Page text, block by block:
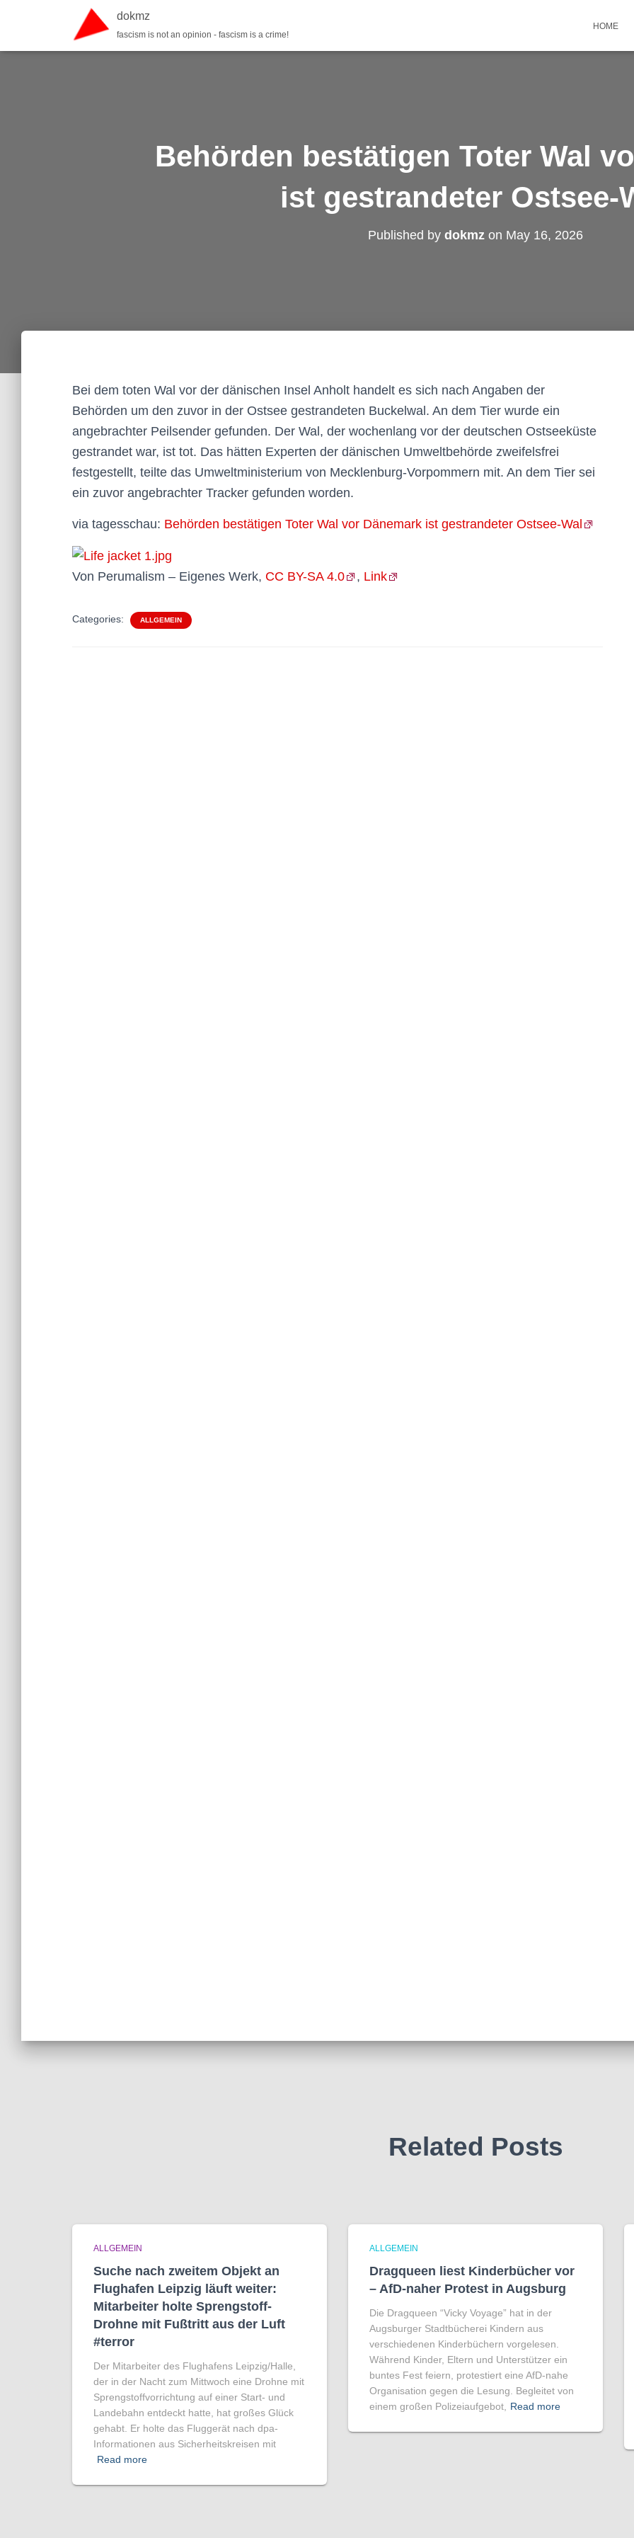
dokmz
fascism is not an opinion - fascism is a crime!
HOME
Behörden bestätigen Toter Wal
ist gestrandeter Ostsee-
Published by dokmz on May 16, 2026
Bei dem toten Wal vor der dänischen Insel Anholt handelt es sich nach Angaben der
Behörden um den zuvor in der Ostsee gestrandeten Buckelwal. An dem Tier wurde ein
angebrachter Peilsender gefunden. Der Wal, der wochenlang vor der deutschen Ostseeküste
gestrandet war, ist tot. Das hätten Experten der dänischen Umweltbehörde zweifelsfrei
festgestellt, teilte das Umweltministerium von Mecklenburg-Vorpommern mit. An dem Tier sei
ein zuvor angebrachter Tracker gefunden worden.
via tagesschau: Behörden bestätigen Toter Wal vor Dänemark ist gestrandeter Ostsee-Wal
Von Perumalism – Eigenes Werk, CC BY-SA 4.0 , Link
Categories: ALLGEMEIN
Related Posts
ALLGEMEIN
Suche nach zweitem Objekt an
Flughafen Leipzig läuft weiter:
Mitarbeiter holte Sprengstoff-
Drohne mit Fußtritt aus der Luft
#terror
Der Mitarbeiter des Flughafens Leipzig/Halle,
der in der Nacht zum Mittwoch eine Drohne mit
Sprengstoffvorrichtung auf einer Start- und
Landebahn entdeckt hatte, hat großes Glück
gehabt. Er holte das Fluggerät nach dpa-
Informationen aus Sicherheitskreisen mit
Read more
ALLGEMEIN
Dragqueen liest Kinderbücher vor
– AfD-naher Protest in Augsburg
Die Dragqueen “Vicky Voyage” hat in der
Augsburger Stadtbücherei Kindern aus
verschiedenen Kinderbüchern vorgelesen.
Während Kinder, Eltern und Unterstützer ein
buntes Fest feiern, protestiert eine AfD-nahe
Organisation gegen die Lesung. Begleitet von
einem großen Polizeiaufgebot, Read more